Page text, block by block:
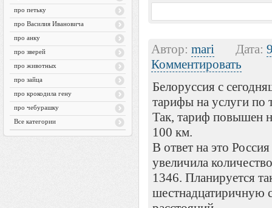
про петьку
про Василия Ивановича
про анку
про зверей
про животных
про зайца
про крокодила гену
про чебурашку
Все категории
Автор: mari Дата:
Комментировать
Белоруссия с
тарифы на услуги по
Так, тариф повышен
100 км.
В ответ на это
увеличила
1346. Планируется
шестнадцатиричную